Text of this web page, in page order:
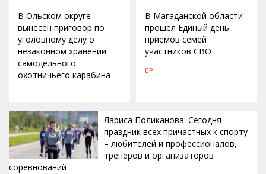
В Ольском округе
вынесен приговор по
уголовному делу о
незаконном хранении
самодельного
охотничьего карабина
В Магаданской области
прошёл Единый день
приёмов семей
участников СВО
ЕР
Лариса Поликанова: Сегодня
праздник всех причастных к спорту
– любителей и профессионалов,
тренеров и организаторов
соревнований